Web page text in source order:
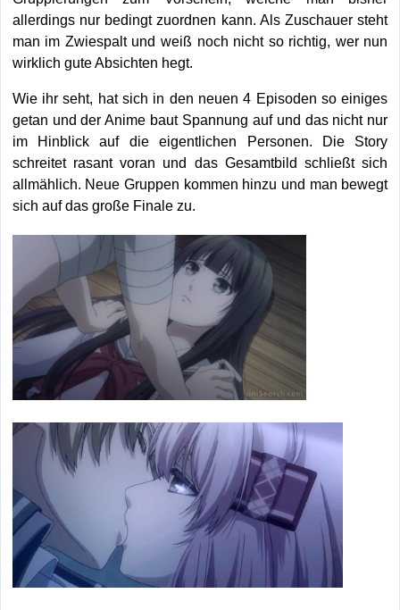
allerdings nur bedingt zuordnen kann. Als Zuschauer steht
man im Zwiespalt und weiß noch nicht so richtig, wer nun
wirklich gute Absichten hegt.
Wie ihr seht, hat sich in den neuen 4 Episoden so einiges
getan und der Anime baut Spannung auf und das nicht nur
im Hinblick auf die eigentlichen Personen. Die Story
schreitet rasant voran und das Gesamtbild schließt sich
allmählich. Neue Gruppen kommen hinzu und man bewegt
sich auf das große Finale zu.